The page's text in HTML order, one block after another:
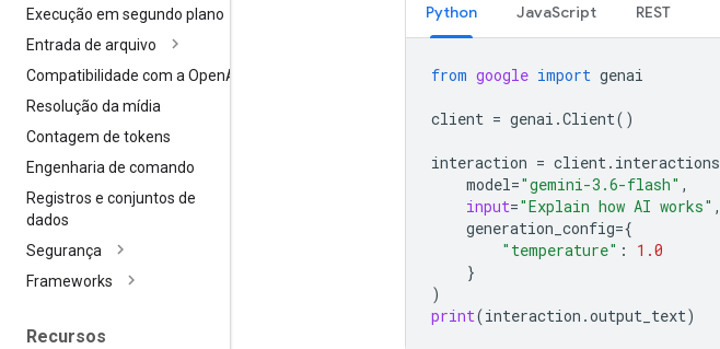
Execução em segundo plano
Entrada de arquivo
Compatibilidade com a OpenAI
Resolução da mídia
Contagem de tokens
Engenharia de comando
Registros e conjuntos de
dados
Segurança
Frameworks
Recursos
Python JavaScript REST
from google import genai
client = genai .Client()
interaction = client. interactions
model="gemini-3.6-flash" ,
input="Explain how AI works" ,
generation_config={
"temperature" :
1.0
}
)
print(interaction .output_text)